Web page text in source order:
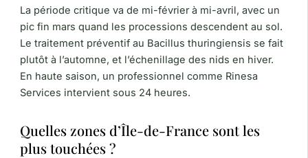
La période critique va de mi-février à mi-avril, avec un
pic fin mars quand les processions descendent au sol.
Le traitement préventif au Bacillus thuringiensis se fait
plutôt à l’automne, et l’échenillage des nids en hiver.
En haute saison, un professionnel comme Rinesa
Services intervient sous 24 heures.
Quelles zones d’Île-de-France sont les
plus touchées ?